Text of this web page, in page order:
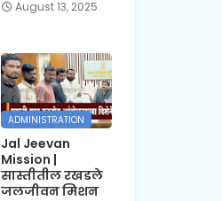
August 13, 2025
ADMINISTRATION
Jal Jeevan
Mission |
सास्तीतील रखडले
जलजीवन मिशन